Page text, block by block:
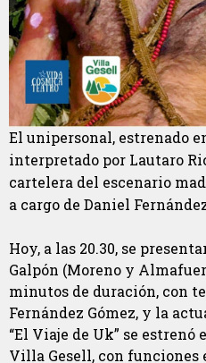
El unipersonal, estrenado
interpretado por Lautaro
cartelera del escenario
a cargo de Daniel
Hoy, a las 20.30, se
Galpón (Moreno y
minutos de duración, con
Fernández Gómez, y la
“El Viaje de Uk” se estrenó
Villa Gesell, con funciones